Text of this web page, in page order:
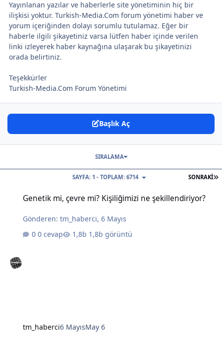
Yayınlanan yazılar ve haberlerle site yönetiminin hiç bir
ilişkisi yoktur. Turkish-Media.Com forum yönetimi haber ve
yorum içeriğinden dolayı sorumlu tutulamaz. Eğer bir
haberle ilgili şikayetiniz varsa lütfen haber içinde verilen
linki izleyerek haber kaynağına ulaşarak bu şikayetinizi
orada belirtiniz.
Teşekkürler
Turkish-Media.Com Forum Yönetimi
Başlık Aç
SONRAKI
SAYFA: 1 - TOPLAM: 6714
SIRALAMA
Genetik mi, çevre mi? Kişiliğimizi ne şekillendiriyor?
Gönderen:tm_haberci,6 Mayıs
0 cevap
1,8b görüntü
tm_haberci6 MayısMay 6